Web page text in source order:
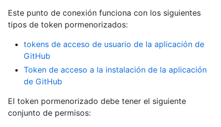
Este punto de conexión funciona con los siguientes
tipos de token pormenorizados:
tokens de acceso de usuario de la aplicación de
GitHub
Token de acceso a la instalación de la aplicación
de GitHub
El token pormenorizado debe tener el siguiente
conjunto de permisos: